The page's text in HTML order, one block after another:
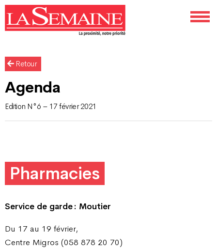
Retour
Agenda
Edition N°6 – 17 février 2021
Pharmacies
Service de garde : Moutier
Du 17 au 19 février,
Centre Migros (058 878 20 70)